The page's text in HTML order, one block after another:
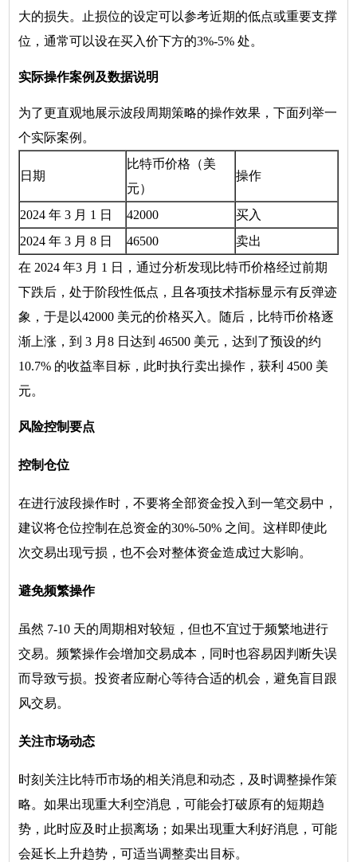
大的损失。止损位的设定可以参考近期的低点或重要支撑
位，通常可以设在买入价下方的3%-5% 处。
实际操作案例及数据说明
为了更直观地展示波段周期策略的操作效果，下面列举一
个实际案例。
日期
比特币价格（美
元）
操作
2024 年 3 月 1 日 42000
买入
2024 年 3 月 8 日
46500
卖出
在 2024 年3 月 1 日，通过分析发现比特币价格经过前期
下跌后，处于阶段性低点，且各项技术指标显示有反弹迹
象，于是以42000 美元的价格买入。随后，比特币价格逐
渐上涨，到 3 月8 日达到 46500 美元，达到了预设的约
10.7% 的收益率目标，此时执行卖出操作，获利 4500 美
元。
风险控制要点
控制仓位
在进行波段操作时，不要将全部资金投入到一笔交易中，
建议将仓位控制在总资金的30%-50% 之间。这样即使此
次交易出现亏损，也不会对整体资金造成过大影响。
避免频繁操作
虽然 7-10 天的周期相对较短，但也不宜过于频繁地进行
交易。频繁操作会增加交易成本，同时也容易因判断失误
而导致亏损。投资者应耐心等待合适的机会，避免盲目跟
风交易。
关注市场动态
时刻关注比特币市场的相关消息和动态，及时调整操作策
略。如果出现重大利空消息，可能会打破原有的短期趋
势，此时应及时止损离场；如果出现重大利好消息，可能
会延长上升趋势，可适当调整卖出目标。